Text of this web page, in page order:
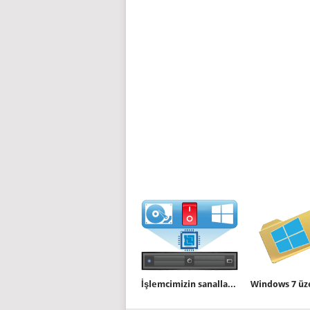
İşlemcimizin sanallaştırma özelliği açıkmı